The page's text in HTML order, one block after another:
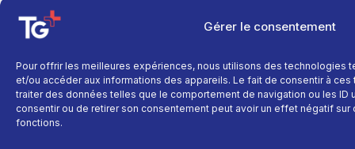
Gérer le consentement
Pour offrir les meilleures expériences, nous utilisons des technologies
et/ou accéder aux informations des appareils. Le fait de consentir à
traiter des données telles que le comportement de navigation ou les ID
consentir ou de retirer son consentement peut avoir un effet négatif
fonctions.